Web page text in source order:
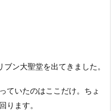
ブン大聖堂を出てきました。
ていたのはここだけ。ちょ
ります。